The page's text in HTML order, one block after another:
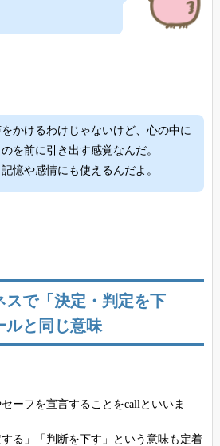
かけるわけじゃないけど、心の中に
を前に引き出す感覚なんだ。
憶や感情にも使えるんだよ。
スで「決定・判定を下
ルと同じ意味
ーフを宣言することをcallといいま
る」「判断を下す」という意味も定着